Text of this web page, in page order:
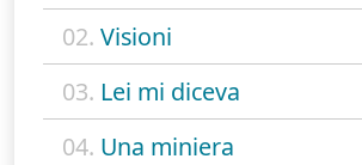
02. Visioni
03. Lei mi diceva
04. Una miniera